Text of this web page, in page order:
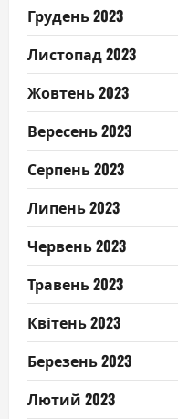
Грудень 2023
Листопад 2023
Жовтень 2023
Вересень 2023
Серпень 2023
Липень 2023
Червень 2023
Травень 2023
Квітень 2023
Березень 2023
Лютий 2023